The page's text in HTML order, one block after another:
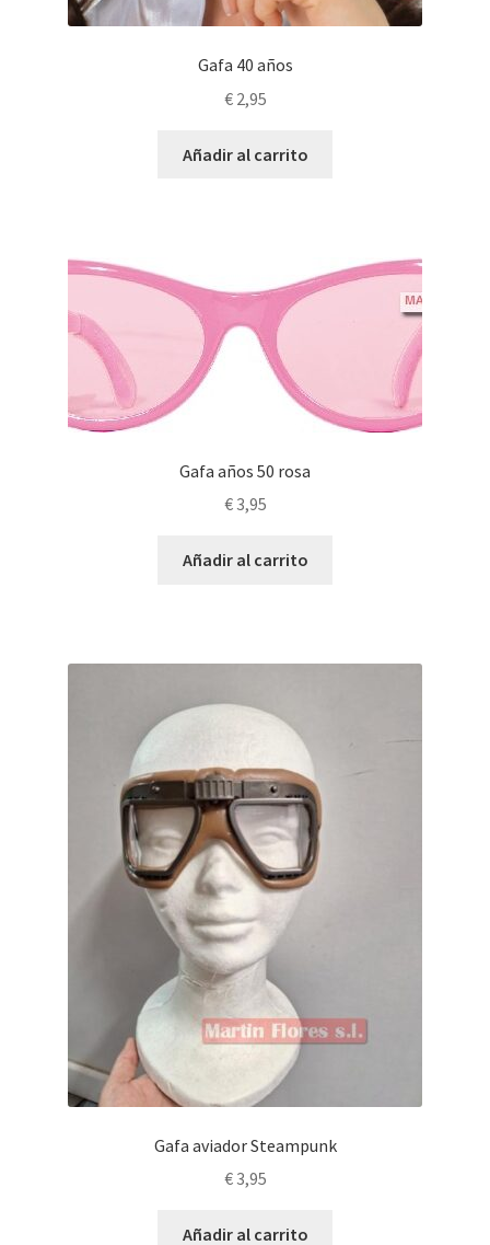
Gafa 40 años
€2,95
Añadir al carrito
Gafa años 50 rosa
€3,95
Añadir al carrito
Gafa aviador Steampunk
€3,95
Añadir al carrito